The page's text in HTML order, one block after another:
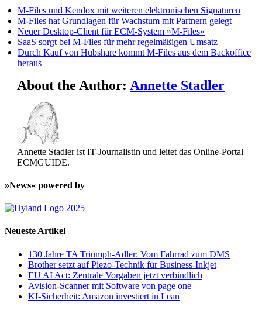
M-Files und Kendox mit weiteren elektronischen Signaturen
M-Files hat Grundlagen für Wachstum mit Partnern gelegt
Neuer Desktop-Client für ECM-System »M-Files«
SaaS sorgt bei M-Files für mehr regelmäßigen Umsatz
Durch Kauf von Hubshare kommt M-Files aus dem Backoffice
heraus
About the Author: Annette Stadler
Annette Stadler ist IT-Journalistin und leitet das Online-Portal
ECMGUIDE.
»News« powered by
Neueste Artikel
130 Jahre TA Triumph-Adler: Vom Fahrrad zum DMS
Brother setzt auf Piezo-Technik für Business-Inkjet
EU AI Act: Zentrale Vorgaben jetzt verbindlich
Avision-Scanner mit Software von page one
KI-Sicherheit: Amazon investiert in Lean